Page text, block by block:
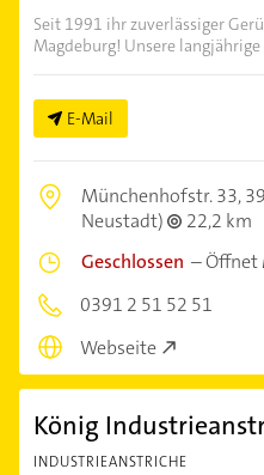
Seit 1991 ihr zuverlässiger
Magdeburg! Unsere
E-Mail
Münchenhofstr. 33,
Neustadt)
22,2 km
Geschlossen –Öffnet
0391 2 51 52 51
Webseite
König
INDUSTRIEANSTRICHE